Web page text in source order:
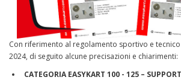
Con riferimento al regolamento sportivo e
2024, di seguito alcune precisazioni e chiarimenti:
CATEGORIA EASYKART 100 - 125 –